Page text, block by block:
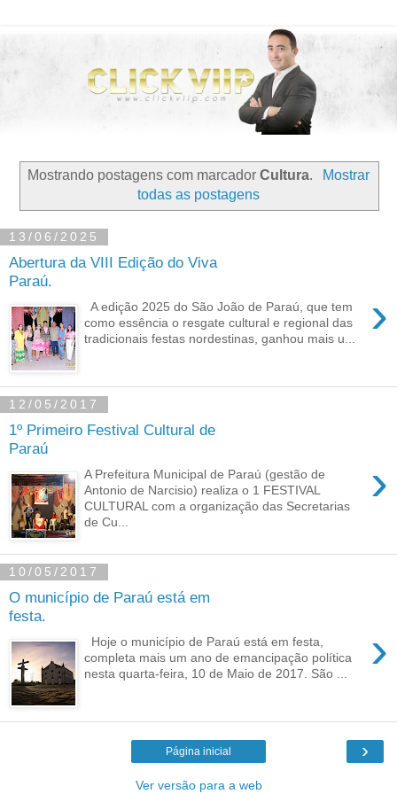
Mostrando postagens com marcadorCultura.
Mostrar
todas as postagens
13/06/2025
Abertura da VIII Edição do Viva
Paraú.
›
A edição 2025 do São João de Paraú, que tem
como essência o resgate cultural e regional das
tradicionais festas nordestinas, ganhou mais u...
12/05/2017
1º Primeiro Festival Cultural de
Paraú
›
A Prefeitura Municipal de Paraú (gestão de
Antonio de Narcisio) realiza o 1 FESTIVAL
CULTURAL com a organização das Secretarias
de Cu...
10/05/2017
O município de Paraú está em
festa.
›
Hoje o município de Paraú está em festa,
completa mais um ano de emancipação política
nesta quarta-feira, 10 de Maio de 2017. São ...
›
Página inicial
Ver versão para a web